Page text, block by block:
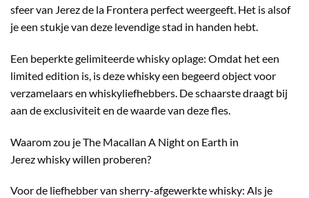
sfeer van Jerez de la Frontera perfect weergeeft. Het is alsof
je een stukje van deze levendige stad in handen hebt.
Een beperkte gelimiteerde whisky oplage: Omdat het een
limited edition is, is deze whisky een begeerd object voor
verzamelaars en whiskyliefhebbers. De schaarste draagt bij
aan de exclusiviteit en de waarde van deze fles.
Waarom zou je The Macallan A Night on Earth in
Jerez whisky willen proberen?
Voor de liefhebber van sherry-afgewerkte whisky: Als je